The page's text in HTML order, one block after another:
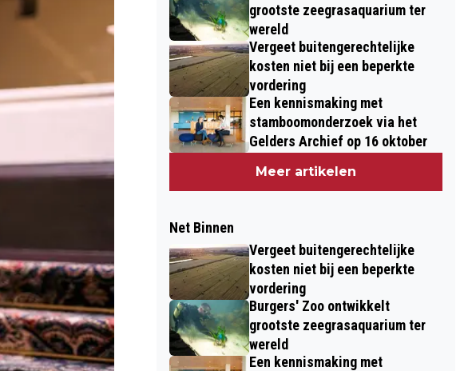
grootste zeegrasaquarium ter
wereld
Vergeet buitengerechtelijke
kosten niet bij een beperkte
vordering
Een kennismaking met
stamboomonderzoek via het
Gelders Archief op 16 oktober
Meer artikelen
Net Binnen
Vergeet buitengerechtelijke
kosten niet bij een beperkte
vordering
Burgers' Zoo ontwikkelt
grootste zeegrasaquarium ter
wereld
Een kennismaking met